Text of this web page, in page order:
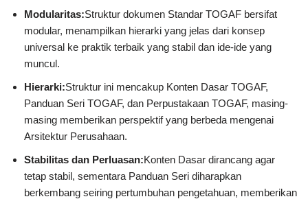
Modularitas:Struktur dokumen Standar TOGAF bersifat
modular, menampilkan hierarki yang jelas dari konsep
universal ke praktik terbaik yang stabil dan ide-ide yang
muncul.
Hierarki:Struktur ini mencakup Konten Dasar TOGAF,
Panduan Seri TOGAF, dan Perpustakaan TOGAF, masing-
masing memberikan perspektif yang berbeda mengenai
Arsitektur Perusahaan.
Stabilitas dan Perluasan:Konten Dasar dirancang agar
tetap stabil, sementara Panduan Seri diharapkan
berkembang seiring pertumbuhan pengetahuan, memberikan